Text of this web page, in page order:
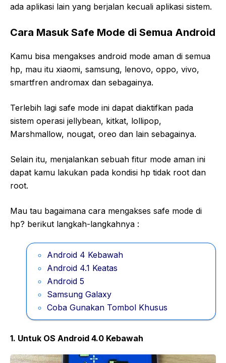
ada aplikasi lain yang berjalan kecuali aplikasi sistem.
Cara Masuk Safe Mode di Semua Android
Kamu bisa mengakses android mode aman di semua
hp, mau itu xiaomi, samsung, lenovo, oppo, vivo,
smartfren andromax dan sebagainya.
Terlebih lagi safe mode ini dapat diaktifkan pada
sistem operasi jellybean, kitkat, lollipop,
Marshmallow, nougat, oreo dan lain sebagainya.
Selain itu, menjalankan sebuah fitur mode aman ini
dapat kamu lakukan pada kondisi hp tidak root dan
root.
Mau tau bagaimana cara mengakses safe mode di
hp? berikut langkah-langkahnya :
Android 4 Kebawah
Android 4.1 Keatas
Android 5
Samsung Galaxy
Coba Gunakan Tombol Khusus
1. Untuk OS Android 4.0 Kebawah